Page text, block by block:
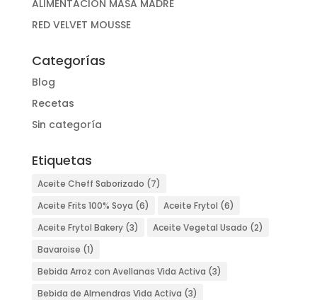
ALIMENTACIÓN MASA MADRE
RED VELVET MOUSSE
Categorías
Blog
Recetas
Sin categoría
Etiquetas
Aceite Cheff Saborizado (7)
Aceite Frits 100% Soya (6) Aceite Frytol (6)
Aceite Frytol Bakery(3) Aceite Vegetal Usado (2)
Bavaroise (1)
Bebida Arroz con Avellanas Vida Activa (3)
Bebida de Almendras Vida Activa (3)